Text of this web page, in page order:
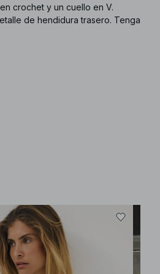
crochet y un cuello en V.
de hendidura trasero. Tenga
estirarse y aumentar